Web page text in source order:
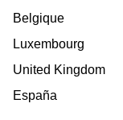
Belgique
Luxembourg
United Kingdom
España